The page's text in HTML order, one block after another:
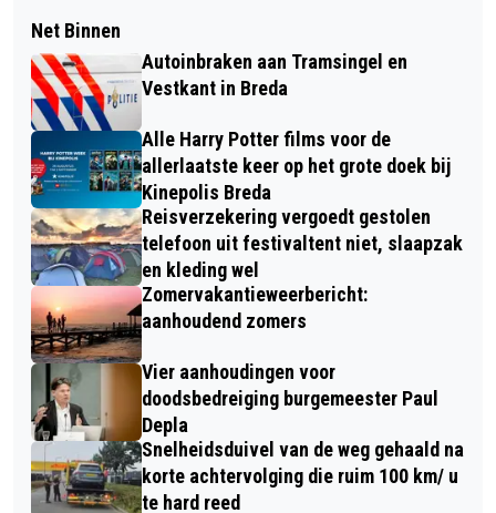
Net Binnen
Autoinbraken aan Tramsingel en
Vestkant in Breda
Alle Harry Potter films voor de
allerlaatste keer op het grote doek bij
Kinepolis Breda
Reisverzekering vergoedt gestolen
telefoon uit festivaltent niet, slaapzak
en kleding wel
Zomervakantieweerbericht:
aanhoudend zomers
Vier aanhoudingen voor
doodsbedreiging burgemeester Paul
Depla
Snelheidsduivel van de weg gehaald na
korte achtervolging die ruim 100 km/ u
te hard reed